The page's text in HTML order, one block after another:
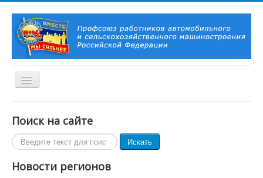
Включить/
выключить
Главная
ОППО ПАО «КАМАЗ»
Игры разума: Прошла вторая интеллектуальная игра ПАО
"КАМАЗ"
Главная
Поиск на сайте
Поиск
по
сайту
Искать
Новости регионов